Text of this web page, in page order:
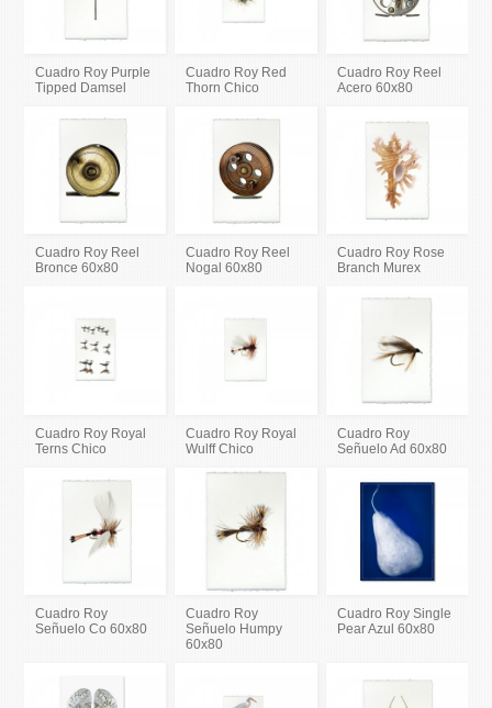
Cuadro Roy Purple
Tipped Damsel
Cuadro Roy Red
Thorn Chico
Cuadro Roy Reel
Acero 60x80
Cuadro Roy Reel
Bronce 60x80
Cuadro Roy Reel
Nogal 60x80
Cuadro Roy Rose
Branch Murex
Cuadro Roy Royal
Terns Chico
Cuadro Roy Royal
Wulff Chico
Cuadro Roy
Señuelo Ad 60x80
Cuadro Roy
Señuelo Co 60x80
Cuadro Roy
Señuelo Humpy
60x80
Cuadro Roy Single
Pear Azul 60x80